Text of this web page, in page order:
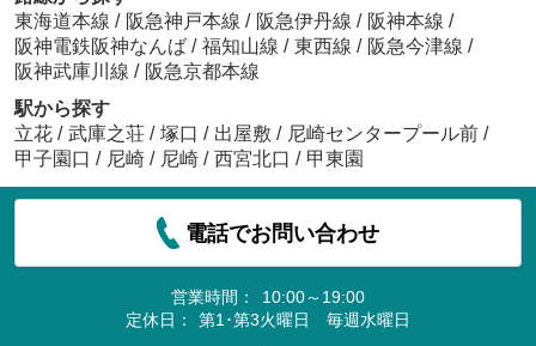
東海道本線 / 阪急神戸本線 / 阪急伊丹線 / 阪神本線 /
阪神電鉄阪神なんば / 福知山線 / 東西線 / 阪急今津線 /
阪神武庫川線 / 阪急京都本線
駅から探す
立花 / 武庫之荘 / 塚口 / 出屋敷 / 尼崎センタープール前 /
甲子園口 / 尼崎 / 尼崎 / 西宮北口 / 甲東園
電話でお問い合わせ
営業時間：
10:00～19:00
定休日：
第1･第3火曜日 毎週水曜日